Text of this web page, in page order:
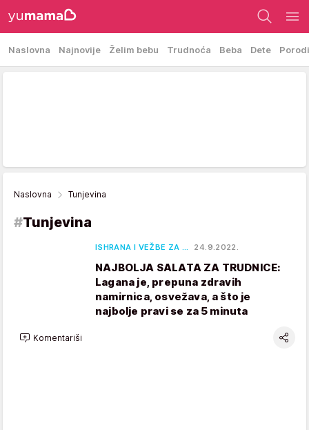
Naslovna Najnovije Želim bebu Trudnoća Beba Dete
Naslovna Tunjevina
#Tunjevina
ISHRANA I VEŽBE ZA … 24.9.2022.
NAJBOLJA SALATA ZA TRUDNICE:
Lagana je, prepuna zdravih
namirnica, osvežava, a što je
najbolje pravi se za 5 minuta
Komentariši